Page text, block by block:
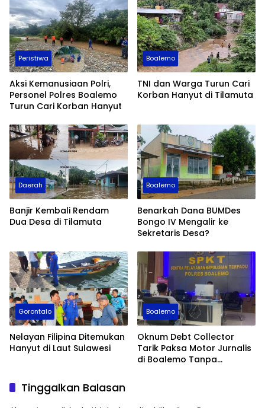
Peristiwa
Aksi Kemanusiaan Polri,
Personel Polres Boalemo
Turun Cari Korban Hanyut
Boalemo
TNI dan Warga Turun Cari
Korban Hanyut di Tilamuta
Daerah
Banjir Kembali Rendam
Dua Desa di Tilamuta
Boalemo
Benarkah Dana BUMDes
Bongo IV Mengalir ke
Sekretaris Desa?
Gorontalo
Nelayan Filipina Ditemukan
Hanyut di Laut Sulawesi
Boalemo
Oknum Debt Collector
Tarik Paksa Motor Jurnalis
di Boalemo Tanpa
Tinggalkan Balasan